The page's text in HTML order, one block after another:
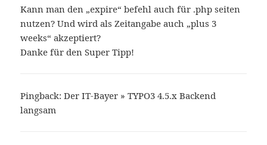
Kann man den „expire“ befehl auch für .php seiten
nutzen? Und wird als Zeitangabe auch „plus 3
weeks“ akzeptiert?
Danke für den Super Tipp!
Pingback: Der IT-Bayer » TYPO3 4.5.x Backend
langsam